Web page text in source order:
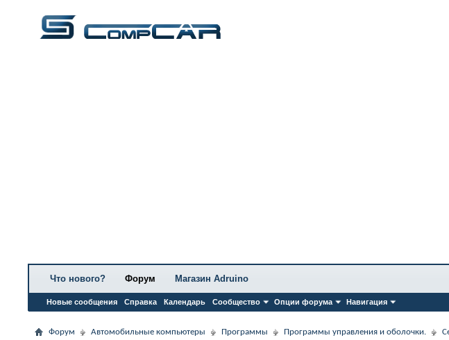
Что нового? Форум
Новые сообщения Справка Календарь Сообщество Опции форума Навигация
Магазин Adruino
Форум Автомобильные компьютеры Программы Программы управления и оболочки.